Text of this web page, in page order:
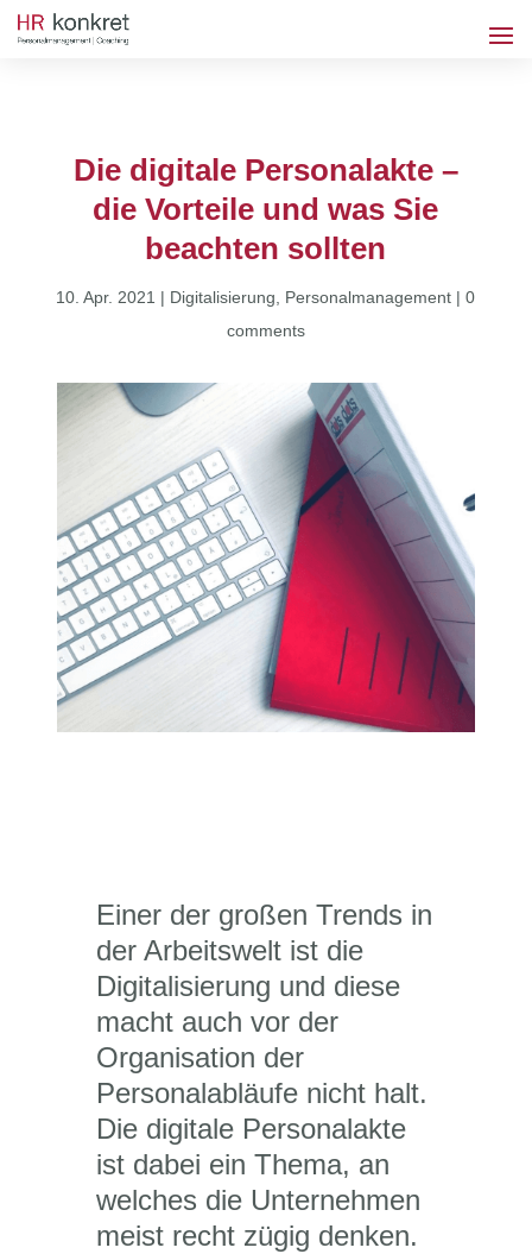
Die digitale Personalakte –
die Vorteile und was Sie
beachten sollten
10. Apr. 2021 | Digitalisierung Personalmanagement |0
comments
Einer der großen Trends in
der Arbeitswelt ist die
Digitalisierung und diese
macht auch vor der
Organisation der
Personalabläufe nicht halt.
Die digitale Personalakte
ist dabei ein Thema, an
welches die Unternehmen
meist recht zügig denken.